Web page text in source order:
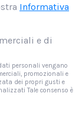
Informativa
e di
personali vengano
promozionali e
dei propri gusti e
Tale consenso è